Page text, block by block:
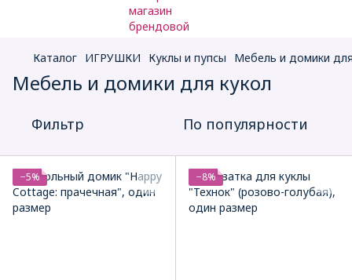
Каталог ИГРУШКИ Куклы и пупсы Мебель и домики
Мебель и домики для кукол
Фильтр По популярности
−5% −8%